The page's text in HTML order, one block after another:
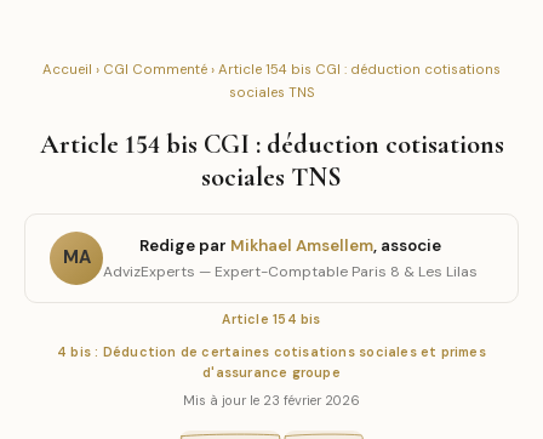
Accueil › CGI Commenté › Article 154 bis CGI : déduction cotisations
sociales TNS
Article 154 bis CGI : déduction cotisations
sociales TNS
MA
Redige par Mikhael Amsellem, associe
AdvizExperts — Expert-Comptable Paris 8 & Les Lilas
Article 154 bis
4 bis : Déduction de certaines cotisations sociales et primes
d'assurance groupe
Mis à jour le 23 février 2026